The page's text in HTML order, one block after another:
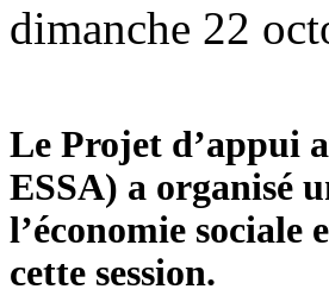
dimanche 22
Le Projet d’appui
ESSA) a organisé
l’économie
cette session.